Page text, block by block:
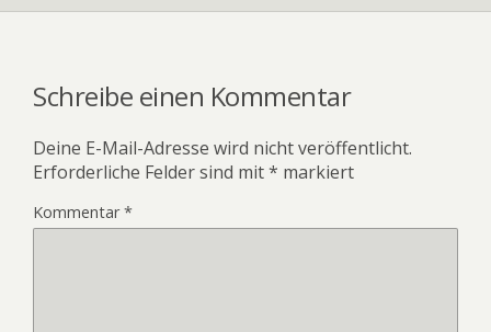
Schreibe einen Kommentar
Deine E-Mail-Adresse wird nicht veröffentlicht.
Erforderliche Felder sind mit* markiert
Kommentar*